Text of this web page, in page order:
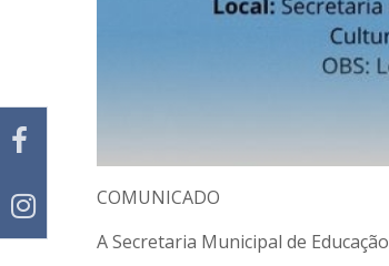
COMUNICADO
ASecretaria Municipal de Educação